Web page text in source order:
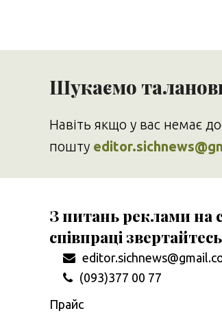
Шукаємо
Навіть якщо у вас немає
пошту
З питань реклами на
співпраці
(093)377 00 77
Прайс